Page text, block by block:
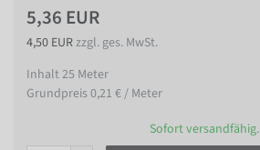
5,36 EUR
4,50 EURzzgl. ges. MwSt.
Inhalt25 Meter
Grundpreis0,21 € / Meter
Sofort versandfähig.